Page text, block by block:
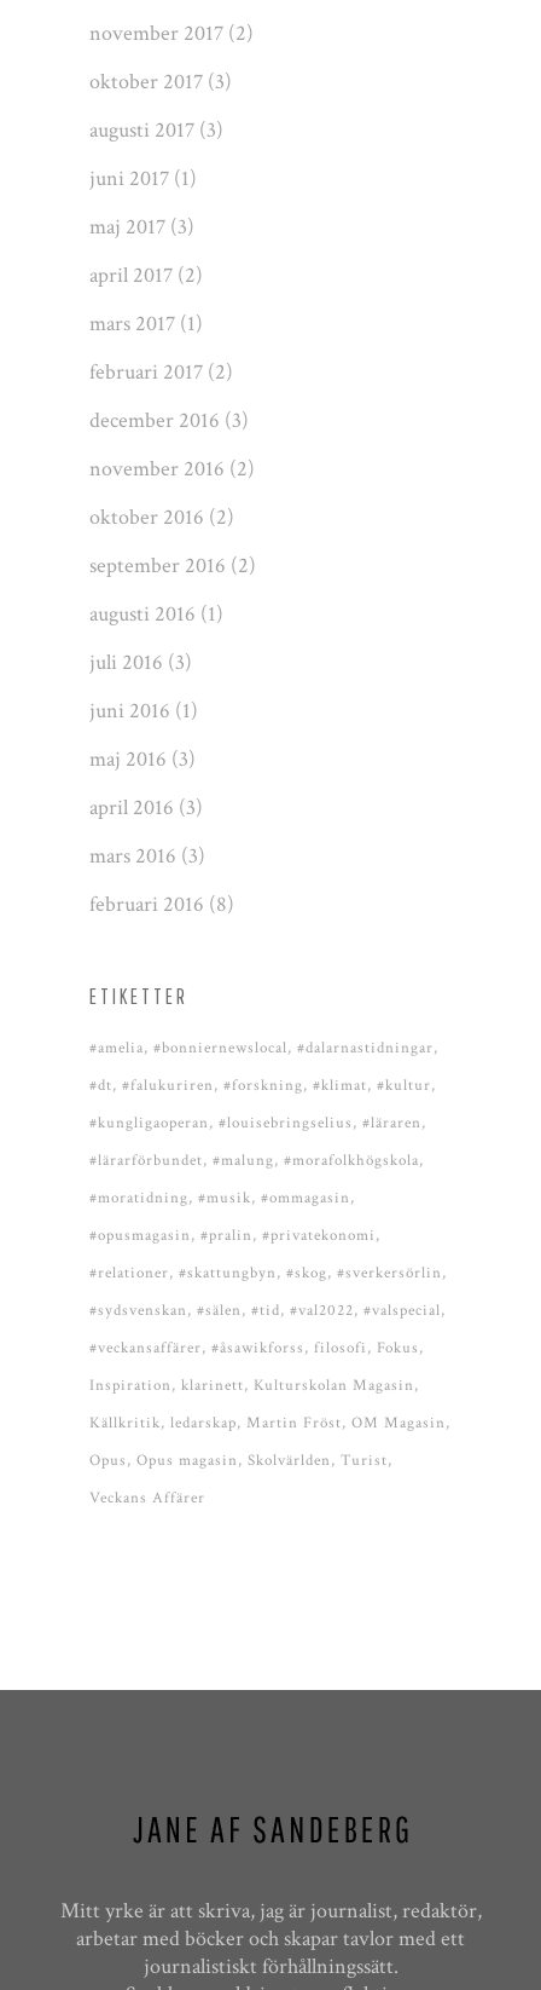
november 2017 (2)
oktober 2017 (3)
augusti 2017 (3)
juni 2017 (1)
maj 2017 (3)
april 2017 (2)
mars 2017 (1)
februari 2017 (2)
december 2016 (3)
november 2016 (2)
oktober 2016 (2)
september 2016 (2)
augusti 2016 (1)
juli 2016 (3)
juni 2016 (1)
maj 2016 (3)
april 2016 (3)
mars 2016 (3)
februari 2016 (8)
ETIKETTER
#amelia #bonniernewslocal #dalarnastidningar
#dt #falukuriren #forskning #klimat #kultur
#kungligaoperan #louisebringselius #läraren
#lärarförbundet #malung #morafolkhögskola
#moratidning #musik #ommagasin
#opusmagasin #pralin #privatekonomi
#relationer #skattungbyn #skog #sverkersörlin
#sydsvenskan #sälen #tid #val2022 #valspecial
#veckansaffärer #åsawikforss filosofi
Fokus
Inspiration klarinett Kulturskolan Magasin
Källkritik ledarskap Martin Fröst OM Magasin
Opus Opus magasin Skolvärlden Turist
Veckans Affärer
Mitt yrke är att skriva, jag är journalist, redaktör,
arbetar med böcker och skapar tavlor med ett
journalistiskt förhållningssätt.